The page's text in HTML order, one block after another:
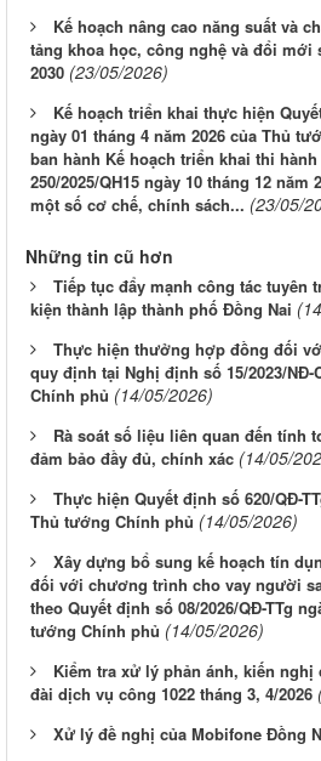
Kế hoạch nâng cao năng suất và
tảng khoa học, công nghệ và đổi mới
2030 (23/05/2026)
Kế hoạch triển khai thực hiện
ngày 01 tháng 4 năm 2026 của Thủ
ban hành Kế hoạch triển khai thi
250/2025/QH15 ngày 10 tháng 12 năm
một số cơ chế, chính sách... (23/05/
Những tin cũ hơn
Tiếp tục đẩy mạnh công tác tuyên
kiện thành lập thành phố Đồng Nai
Thực hiện thưởng hợp đồng đối
quy định tại Nghị định số 15/2023/NĐ-
Chính phủ (14/05/2026)
Rà soát số liệu liên quan đến tính
đảm bảo đầy đủ, chính xác (14/05/
Thực hiện Quyết định số 620/QĐ-
Thủ tướng Chính phủ (14/05/2026)
Xây dựng bổ sung kế hoạch tín
đối với chương trình cho vay người
theo Quyết định số 08/2026/QĐ-TTg
tướng Chính phủ (14/05/2026)
Kiểm tra xử lý phản ánh, kiến
đài dịch vụ công 1022 tháng 3, 4/2026
Xử lý đề nghị của Mobifone Đồng